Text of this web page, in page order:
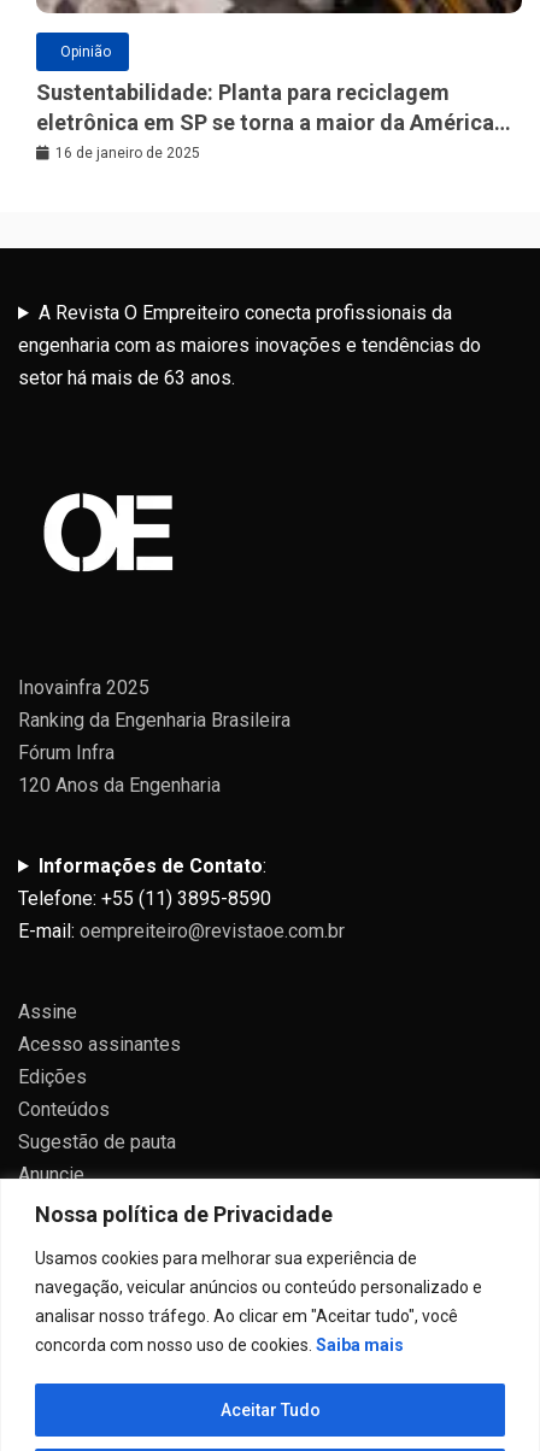
Nossa política de Privacidade
Usamos cookies para melhorar sua experiência de
navegação, veicular anúncios ou conteúdo personalizado e
analisar nosso tráfego. Ao clicar em "Aceitar tudo", você
concorda com nosso uso de cookies. Saiba mais
Aceitar Tudo
Opinião
Sustentabilidade: Planta para reciclagem
eletrônica em SP se torna a maior da América
Latina
16 de janeiro de 2025
A Revista O Empreiteiro conecta profissionais da
engenharia com as maiores inovações e tendências do
setor há mais de 63 anos.
Inovainfra 2025
Ranking da Engenharia Brasileira
Fórum Infra
120 Anos da Engenharia
Informações de Contato:
Telefone: +55 (11) 3895-8590
E-mail: oempreiteiro@revistaoe.com.br
Assine
Acesso assinantes
Edições
Conteúdos
Sugestão de pauta
Anuncie
Contato
Todos direitos reservados 2024.
Proudly powered by WordPress|Theme: Allure News